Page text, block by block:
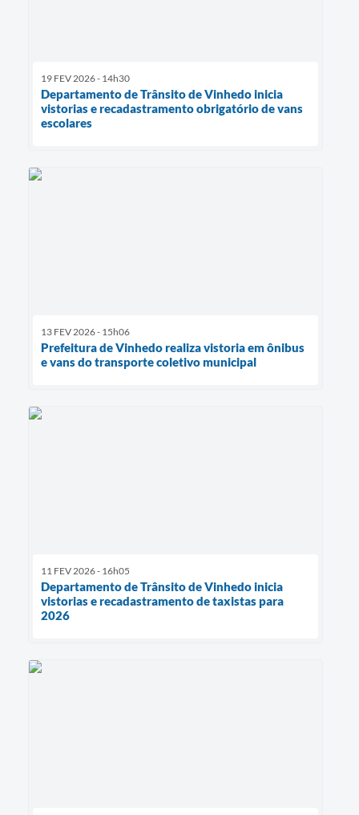
19 FEV 2026 - 14h30
Departamento de Trânsito de Vinhedo inicia
vistorias e recadastramento obrigatório de vans
escolares
13 FEV 2026 - 15h06
Prefeitura de Vinhedo realiza vistoria em ônibus
e vans do transporte coletivo municipal
11 FEV 2026 - 16h05
Departamento de Trânsito de Vinhedo inicia
vistorias e recadastramento de taxistas para
2026